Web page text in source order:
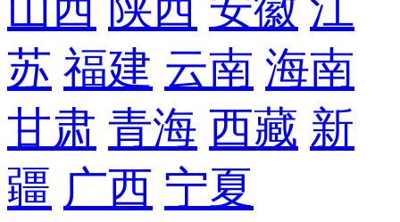
苏 福建 云南 海南
甘肃 青海 西藏 新
疆 广西 宁夏